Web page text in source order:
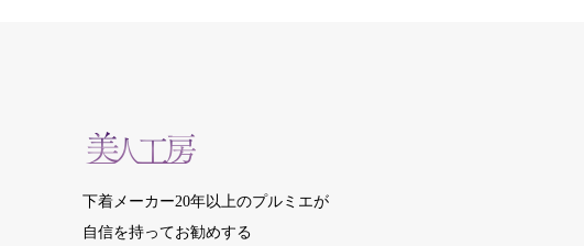
下着メーカー20年以上のプルミエが
自信を持ってお勧めする